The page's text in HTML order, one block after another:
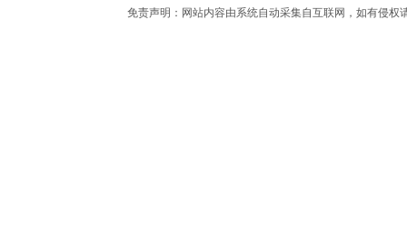
免责声明：网站内容由系统自动采集自互联网，如有侵权